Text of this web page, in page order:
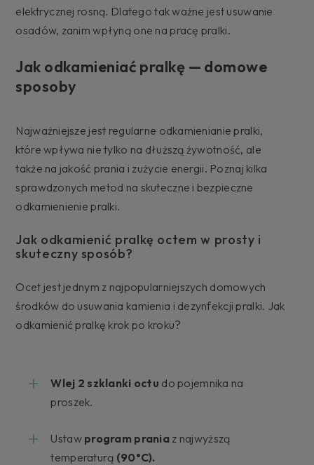
elektrycznej rosną. Dlatego tak ważne jest usuwanie
osadów, zanim wpłyną one na pracę pralki.
Jak odkamieniać pralkę — domowe
sposoby
Najważniejsze jest regularne odkamienianie pralki,
które wpływa nie tylko na dłuższą żywotność, ale
także na jakość prania i zużycie energii. Poznaj kilka
sprawdzonych metod na skuteczne i bezpieczne
odkamienienie pralki.
Jak odkamienić pralkę octem w prosty i
skuteczny sposób?
Ocet jest jednym z najpopularniejszych domowych
środków do usuwania kamienia i dezynfekcji pralki. Jak
odkamienić pralkę krok po kroku?
Wlej 2 szklanki octu do pojemnika na
proszek.
Ustaw program prania z najwyższą
temperaturą (90°C).